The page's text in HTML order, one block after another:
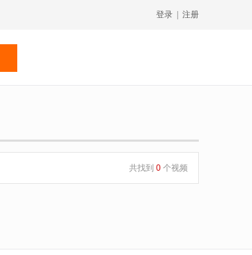
登录 注册
共找到 0 个视频